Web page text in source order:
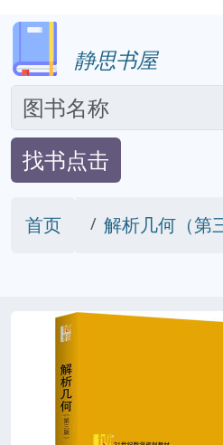
静思书屋
找书点击
首页 解析几何（第